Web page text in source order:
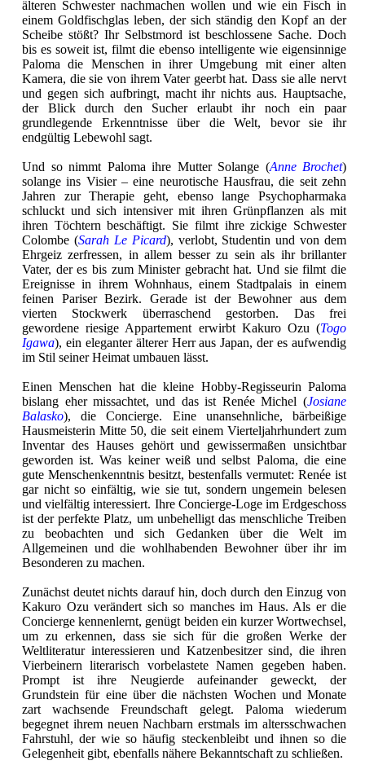
älteren Schwester nachmachen wollen und wie ein Fisch in
einem Goldfischglas leben, der sich ständig den Kopf an der
Scheibe stößt? Ihr Selbstmord ist beschlossene Sache. Doch
bis es soweit ist, filmt die ebenso intelligente wie eigensinnige
Paloma die Menschen in ihrer Umgebung mit einer alten
Kamera, die sie von ihrem Vater geerbt hat. Dass sie alle nervt
und gegen sich aufbringt, macht ihr nichts aus. Hauptsache,
der Blick durch den Sucher erlaubt ihr noch ein paar
grundlegende Erkenntnisse über die Welt, bevor sie ihr
endgültig Lebewohl sagt.
Und so nimmt Paloma ihre Mutter Solange (Anne Brochet)
solange ins Visier – eine neurotische Hausfrau, die seit zehn
Jahren zur Therapie geht, ebenso lange Psychopharmaka
schluckt und sich intensiver mit ihren Grünpflanzen als mit
ihren Töchtern beschäftigt. Sie filmt ihre zickige Schwester
Colombe (Sarah Le Picard), verlobt, Studentin und von dem
Ehrgeiz zerfressen, in allem besser zu sein als ihr brillanter
Vater, der es bis zum Minister gebracht hat. Und sie filmt die
Ereignisse in ihrem Wohnhaus, einem Stadtpalais in einem
feinen Pariser Bezirk. Gerade ist der Bewohner aus dem
vierten Stockwerk überraschend gestorben. Das frei
gewordene riesige Appartement erwirbt Kakuro Ozu (Togo
Igawa), ein eleganter älterer Herr aus Japan, der es aufwendig
im Stil seiner Heimat umbauen lässt.
Einen Menschen hat die kleine Hobby-Regisseurin Paloma
bislang eher missachtet, und das ist Renée Michel (Josiane
Balasko), die Concierge. Eine unansehnliche, bärbeißige
Hausmeisterin Mitte 50, die seit einem Vierteljahrhundert zum
Inventar des Hauses gehört und gewissermaßen unsichtbar
geworden ist. Was keiner weiß und selbst Paloma, die eine
gute Menschenkenntnis besitzt, bestenfalls vermutet: Renée ist
gar nicht so einfältig, wie sie tut, sondern ungemein belesen
und vielfältig interessiert. Ihre Concierge-Loge im Erdgeschoss
ist der perfekte Platz, um unbehelligt das menschliche Treiben
zu beobachten und sich Gedanken über die Welt im
Allgemeinen und die wohlhabenden Bewohner über ihr im
Besonderen zu machen.
Zunächst deutet nichts darauf hin, doch durch den Einzug von
Kakuro Ozu verändert sich so manches im Haus. Als er die
Concierge kennenlernt, genügt beiden ein kurzer Wortwechsel,
um zu erkennen, dass sie sich für die großen Werke der
Weltliteratur interessieren und Katzenbesitzer sind, die ihren
Vierbeinern literarisch vorbelastete Namen gegeben haben.
Prompt ist ihre Neugierde aufeinander geweckt, der
Grundstein für eine über die nächsten Wochen und Monate
zart wachsende Freundschaft gelegt. Paloma wiederum
begegnet ihrem neuen Nachbarn erstmals im altersschwachen
Fahrstuhl, der wie so häufig steckenbleibt und ihnen so die
Gelegenheit gibt, ebenfalls nähere Bekanntschaft zu schließen.